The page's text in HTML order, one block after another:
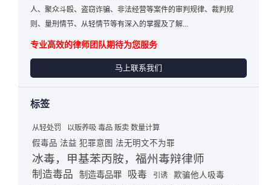
人、聚众斗殴、盗窃诈骗、非法经营等案件的审判规律、裁判规
则、量刑情节、从轻情节等有深入的掌握及了解...
专业高效的律师团队期待为您服务
马上联系我们
标签
从轻处罚 以贩养吸 毒品 贩卖 数量计算
假毒品 法益 犯罪意图 法无明文不为罪
冰毒，甲基苯丙胺，福州毒辩律师
制造毒品 制造毒品罪 吸毒 引诱 欺骗他人吸毒